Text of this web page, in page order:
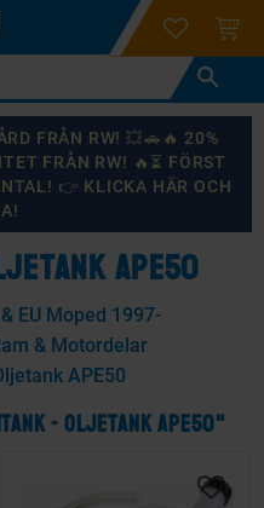
login
FRÅN RW! 💥🚗🔥 20%
FRÅN RW! 🔥⏳ FÖRST
👉 KLICKA HÄR OCH
APE50
EU Moped 1997-
& Motordelar
APE50
- OLJETANK APE50"